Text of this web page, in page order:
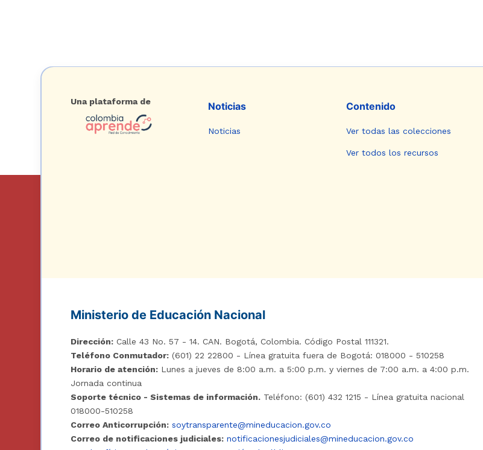
Una plataforma de Noticias
Noticias
Contenido
Ver todas las colecciones
Ver todos los recursos
Ministerio de Educación Nacional
Dirección:Calle 43 No. 57 - 14. CAN. Bogotá, Colombia. Código Postal 111321.
Teléfono Conmutador:(601) 22 22800 - Línea gratuita fuera de Bogotá: 018000 - 510258
Horario de atención:Lunes a jueves de 8:00 a.m. a 5:00 p.m. y viernes de 7:00 a.m. a 4:00 p.m.
Jornada continua
Soporte técnico - Sistemas de información.Teléfono: (601) 432 1215 - Línea gratuita nacional
018000-510258
Correo Anticorrupción: soytransparente@mineducacion.gov.co
Correo de notificaciones judiciales: notificacionesjudiciales@mineducacion.gov.co